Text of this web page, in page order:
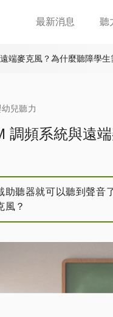
最新消息 聽
端麥克風？為什麼聽障學生
幼兒聽力
調頻系統與遠
助聽器就可以聽到聲音
風？